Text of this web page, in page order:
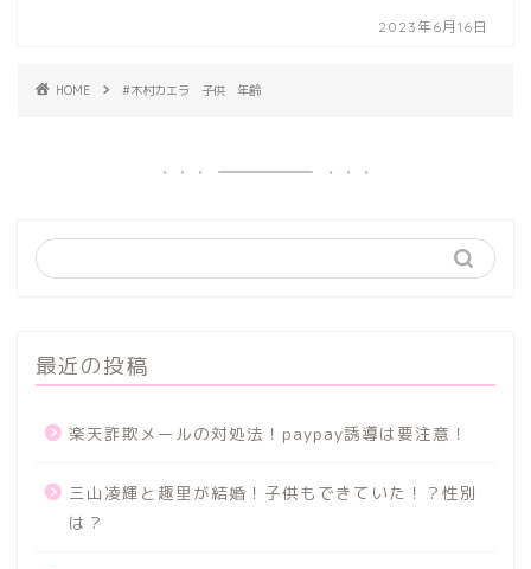
2023年6月16日
HOME #木村カエラ 子供 年齢
最近の投稿
楽天詐欺メールの対処法！paypay誘導は要注意！
三山凌輝と趣里が結婚！子供もできていた！？性別
は？